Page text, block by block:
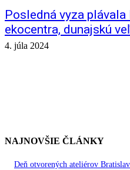
Posledná vyza
ekocentra, dunajskú
4. júla 2024
NAJNOVŠIE ČLÁNKY
Deň otvorených ateliérov